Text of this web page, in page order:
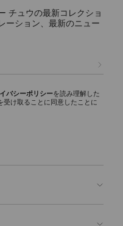
チュウの最新コレクショ
ーション、最新のニュー
バシーポリシーを読み理解した
け取ることに同意したことに